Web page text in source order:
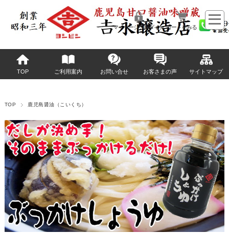
マイページへログイン カートをみる
TOP ご利用案内 お問い合せ お客さまの声 サイトマップ
TOP 鹿児島醤油（こいくち）